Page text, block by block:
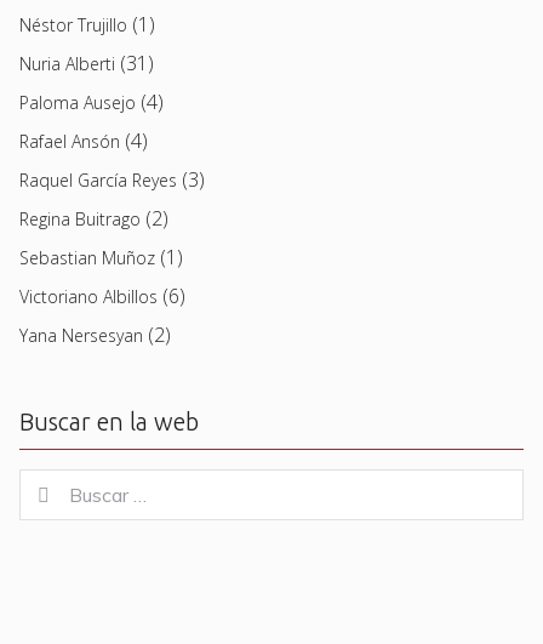
Néstor Trujillo (1)
Nuria Alberti (31)
Paloma Ausejo (4)
Rafael Ansón (4)
Raquel García Reyes (3)
Regina Buitrago (2)
Sebastian Muñoz (1)
Victoriano Albillos (6)
Yana Nersesyan (2)
Buscar en la web
for:
Buscar